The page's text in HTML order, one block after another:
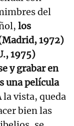
del
los
1972)
1975)
y grabar en
una película
la vista, queda
bien las